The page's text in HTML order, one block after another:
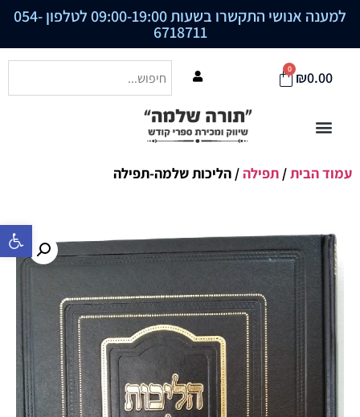
פתח סרגל
למענה אנושי התקשרו בשעות 09:00-19:00 לטלפון 054-
6718711
₪0.00
0
עמוד הבית/ תפילה/ הליכות שלמה-תפילה